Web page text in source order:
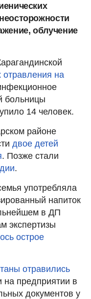
облучение
отравления на
больницы
14 человек.
районе
двое детей
. Позже стали
.
употребляла
напиток
в ДП
экспертизы
острое
отравились
на предприятии в
документов у